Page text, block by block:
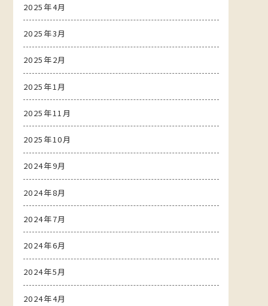
2025年4月
2025年3月
2025年2月
2025年1月
2025年11月
2025年10月
2024年9月
2024年8月
2024年7月
2024年6月
2024年5月
2024年4月